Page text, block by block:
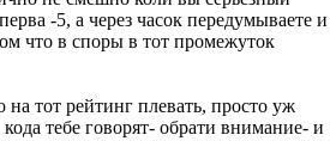
-5, а через часок передумываете и
что в споры в тот промежуток
тот рейтинг плевать, просто уж
кода тебе говорят- обрати внимание- и